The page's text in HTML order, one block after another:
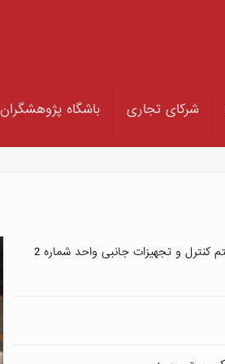
شرکای تجاری باشگاه پژوهشگران
انجام تعمیرات اساسی توربوژنراتور، سیستم کنترل و تجهیزات جانبی واحد شماره 2